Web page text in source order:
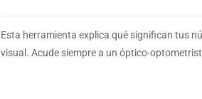
Esta herramienta explica qué significan tus
visual. Acude siempre a un óptico-